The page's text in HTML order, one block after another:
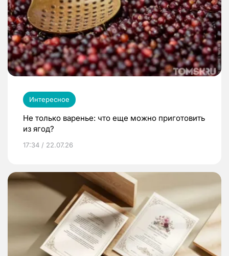
Интересное
Не только варенье: что еще можно приготовить
из ягод?
17:34 / 22.07.26